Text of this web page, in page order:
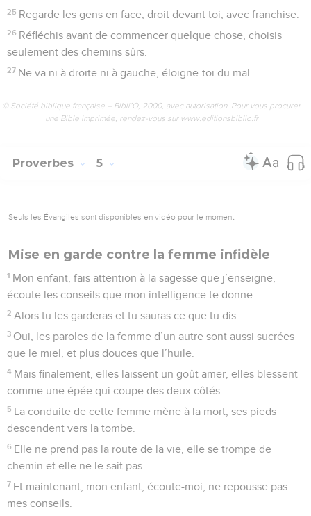
25 Regarde les gens en face, droit devant toi, avec franchise.
26 Réfléchis avant de commencer quelque chose, choisis
seulement des chemins sûrs.
27 Ne va ni à droite ni à gauche, éloigne-toi du mal.
© Société biblique française – Bibli’O, 2000, avec autorisation. Pour vous procurer
une Bible imprimée, rendez-vous sur www.editionsbiblio.fr
Proverbes 5
Seuls les Évangiles sont disponibles en vidéo pour le moment.
Mise en garde contre la femme infidèle
1 Mon enfant, fais attention à la sagesse que j’enseigne,
écoute les conseils que mon intelligence te donne.
2 Alors tu les garderas et tu sauras ce que tu dis.
3 Oui, les paroles de la femme d’un autre sont aussi sucrées
que le miel, et plus douces que l’huile.
4 Mais finalement, elles laissent un goût amer, elles blessent
comme une épée qui coupe des deux côtés.
5 La conduite de cette femme mène à la mort, ses pieds
descendent vers la tombe.
6 Elle ne prend pas la route de la vie, elle se trompe de
chemin et elle ne le sait pas.
7 Et maintenant, mon enfant, écoute-moi, ne repousse pas
mes conseils.